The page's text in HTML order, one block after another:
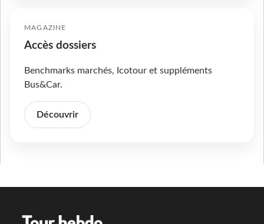
MAGAZINE
Accès dossiers
Benchmarks marchés, Icotour et suppléments
Bus&Car.
Découvrir